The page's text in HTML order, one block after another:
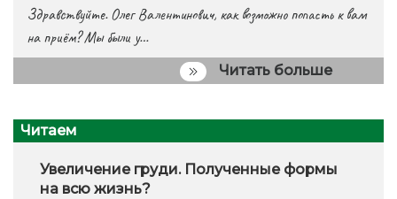
Здравствуйте. Олег Валентинович, как возможно попасть к вам
на приём? Мы были у…
Читать больше
Читаем
Увеличение груди. Полученные формы
на всю жизнь?